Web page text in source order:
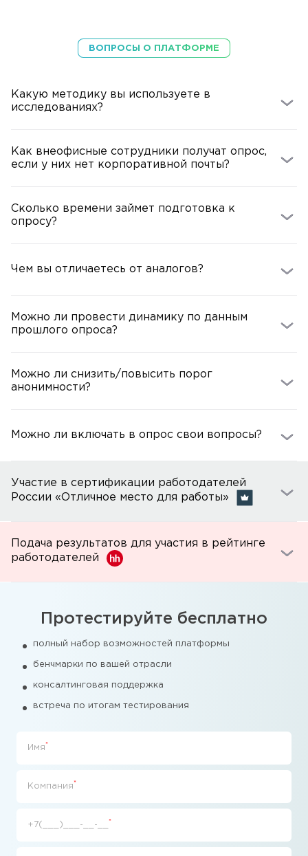
ВОПРОСЫ О ПЛАТФОРМЕ
Какую методику вы используете в
исследованиях?
Как внеофисные сотрудники получат опрос,
если у них нет корпоративной почты?
Сколько времени займет подготовка к
опросу?
Чем вы отличаетесь от аналогов?
Можно ли провести динамику по данным
прошлого опроса?
Можно ли снизить/повысить порог
анонимности?
Можно ли включать в опрос свои вопросы?
Участие в сертификации работодателей
России «Отличное место для работы»
Подача результатов для участия в рейтинге
работодателей
Протестируйте бесплатно
полный набор возможностей платформы
бенчмарки по вашей отрасли
консалтинговая поддержка
встреча по итогам тестирования
Имя *
Компания *
+7(___)___-__-__ *